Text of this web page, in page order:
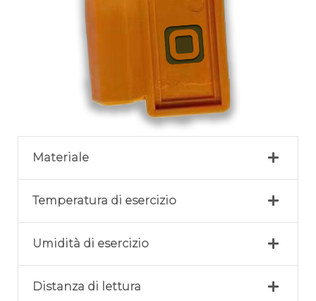
Materiale
Temperatura di esercizio
Umidità di esercizio
Distanza di lettura